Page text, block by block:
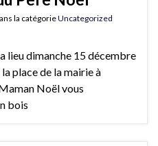
la catégorieUncategorized
lieu dimanche 15 décembre
place de la mairie à
Noël vous
bois